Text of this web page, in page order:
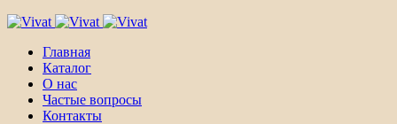
Главная
Каталог
О нас
Частые вопросы
Контакты